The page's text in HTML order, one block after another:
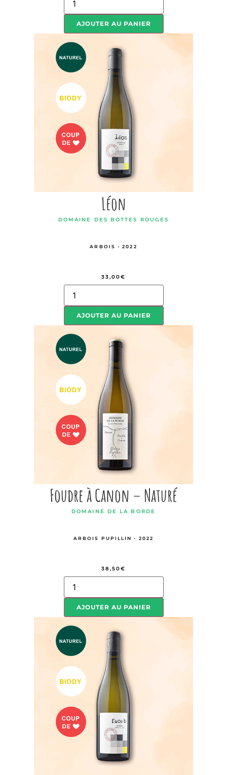
AJOUTER AU PANIER
Léon
DOMAINE DES BOTTES ROUGES
ARBOIS - 2022
33,00€
AJOUTER AU PANIER
Foudre à Canon – Naturé
DOMAINE DE LA BORDE
ARBOIS PUPILLIN - 2022
38,50€
AJOUTER AU PANIER